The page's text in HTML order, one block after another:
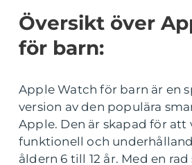
Översikt över
för barn:
Apple Watch för barn är en
version av den populära
Apple. Den är skapad för att
funktionell och
åldern 6 till 12 år. Med en